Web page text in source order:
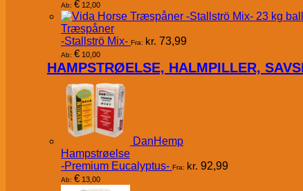
Ab: € 12,00
Træspåner
-Stallströ Mix- Fra: kr. 73,99
Ab: € 10,00
HAMPSTRØELSE, HALMPILLER,
DanHemp
Hampstrøelse
-Premium Eucalyptus- Fra: kr. 92,99
Ab: € 13,00